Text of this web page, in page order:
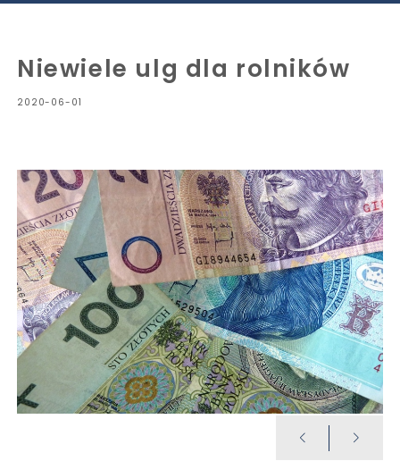
Niewiele ulg dla rolników
2020-06-01